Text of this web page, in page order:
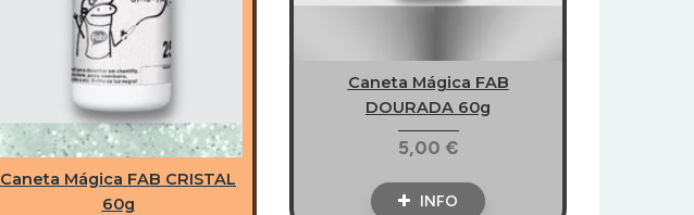
Caneta Mágica FAB CRISTAL
60g
Caneta Mágica FAB
DOURADA 60g
5,00 €
INFO